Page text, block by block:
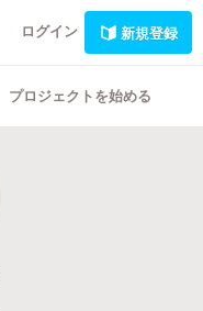
ログイン 新規登録
プロジェクトを始める